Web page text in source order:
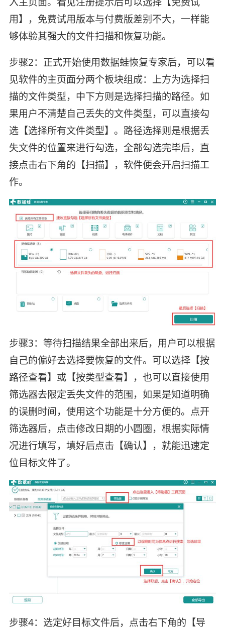
用】，免费试用版本与付费版差别不大，一样能
够体验其强大的文件扫描和恢复功能。
步骤2：正式开始使用数据蛙恢复专家后，可以看
见软件的主页面分两个板块组成：上方为选择扫
描的文件类型，中下方则是选择扫描的路径。如
果用户不清楚自己丢失的文件类型，可以直接勾
选【选择所有文件类型】。路径选择则是根据丢
失文件的位置来进行勾选，全部勾选完毕后，直
接点击右下角的【扫描】，软件便会开启扫描工
作。
步骤3：等待扫描结果全部出来后，用户可以根据
自己的偏好去选择要恢复的文件。可以选择【按
路径查看】或【按类型查看】，也可以直接使用
筛选器去限定丢失文件的范围，如果是知道明确
的误删时间，使用这个功能是十分方便的。点开
筛选器后，点击修改日期的小圆圈，根据实际情
况进行填写，填好后点击【确认】，就能迅速定
位目标文件了。
步骤4：选定好目标文件后，点击右下角的【导